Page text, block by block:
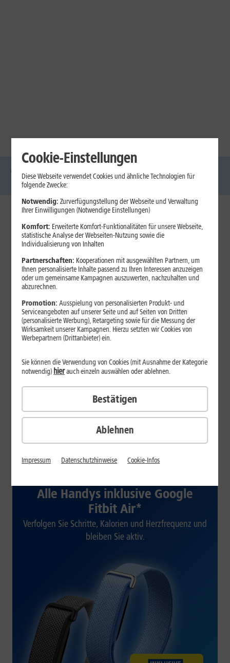
Glasfaser Internet Handys
Mobilfunk-
Laptops
1&1 Internet
Jetzt unterbrechungsfrei ins sehr gute Netz wechseln.
Ohne doppelte Kosten.*
ab 29,99
€/Monat*
Verfügbarkeit prüfen
Alle Handys inklusive Google
Fitbit Air*
Verfolgen Sie Schritte, Kalorien und Herzfrequenz und
bleiben Sie aktiv.
Cookie-Einstellungen
Diese Webseite verwendet Cookies und ähnliche Technologien für
folgende Zwecke:
Notwendig: Zurverfügungstellung der Webseite und Verwaltung
Ihrer Einwilligungen (Notwendige Einstellungen)
Komfort: Erweiterte Komfort-Funktionalitäten für unsere Webseite,
statistische Analyse der Webseiten-Nutzung sowie die
Individualisierung von Inhalten
Partnerschaften: Kooperationen mit ausgewählten Partnern, um
Ihnen personalisierte Inhalte passend zu Ihren Interessen anzuzeigen
oder um gemeinsame Kampagnen auszuwerten, nachzuhalten und
abzurechnen.
Promotion:Ausspielung von personalisierten Produkt- und
Serviceangeboten auf unserer Seite und auf Seiten von Dritten
(personalisierte Werbung), Retargeting sowie für die Messung der
Wirksamkeit unserer Kampagnen. Hierzu setzten wir Cookies von
Werbepartnern (Drittanbieter) ein.
Ablehnen
Sie können die Verwendung von Cookies (mit Ausnahme der Kategorie
notwendig)hierauch einzeln auswählen oder ablehnen.
Bestätigen
Impressum Datenschutzhinweise Cookie-Infos